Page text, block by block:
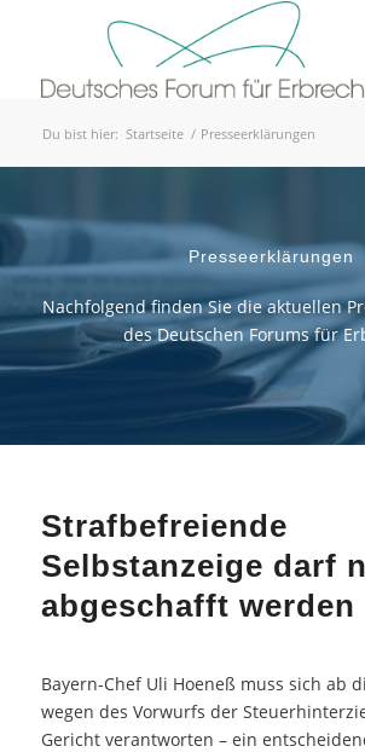
Du bist hier: Startseite / Presseerklärungen
Presseerklärungen
Nachfolgend finden Sie die aktuellen
des Deutschen Forums für
Strafbefreiende
Selbstanzeige darf
abgeschafft werden
Bayern-Chef Uli Hoeneß muss sich ab
wegen des Vorwurfs der
Gericht verantworten – ein